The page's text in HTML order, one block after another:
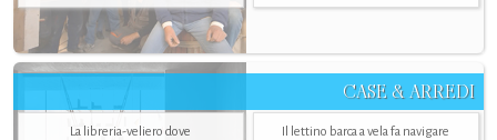
CASE & ARREDI
La libreria-veliero dove
Il lettino barca a vela fa navigare